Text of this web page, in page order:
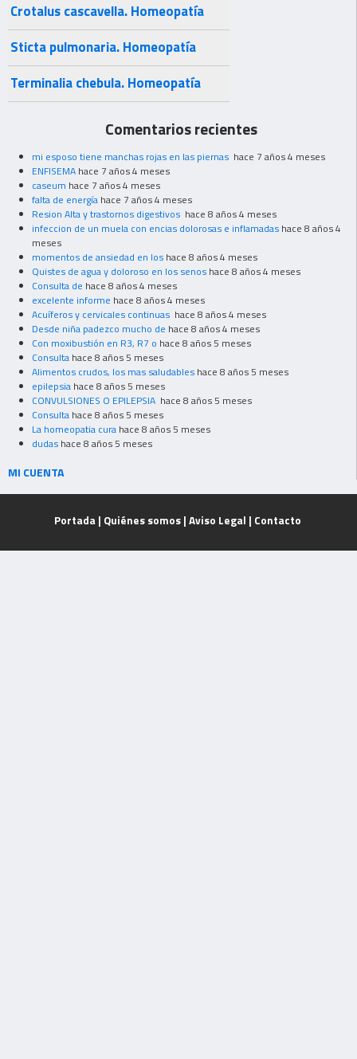
Crotalus cascavella. Homeopatía
Sticta pulmonaria. Homeopatía
Terminalia chebula. Homeopatía
Comentarios recientes
mi esposo tiene manchas rojas en las piernas hace 7 años 4 meses
ENFISEMA hace 7 años 4 meses
caseum hace 7 años 4 meses
falta de energía hace 7 años 4 meses
Resion Alta y trastornos digestivos hace 8 años 4 meses
infeccion de un muela con encias dolorosas e inflamadas hace 8 años 4
meses
momentos de ansiedad en los hace 8 años 4 meses
Quistes de agua y doloroso en los senos hace 8 años 4 meses
Consulta de hace 8 años 4 meses
excelente informe hace 8 años 4 meses
Acuíferos y cervicales continuas hace 8 años 4 meses
Desde niña padezco mucho de hace 8 años 4 meses
Con moxibustión en R3, R7 o hace 8 años 5 meses
Consulta hace 8 años 5 meses
Alimentos crudos, los mas saludables hace 8 años 5 meses
epilepsia hace 8 años 5 meses
CONVULSIONES O EPILEPSIA hace 8 años 5 meses
Consulta hace 8 años 5 meses
La homeopatia cura hace 8 años 5 meses
dudas hace 8 años 5 meses
MI CUENTA
Portada | Quiénes somos| Aviso Legal | Contacto